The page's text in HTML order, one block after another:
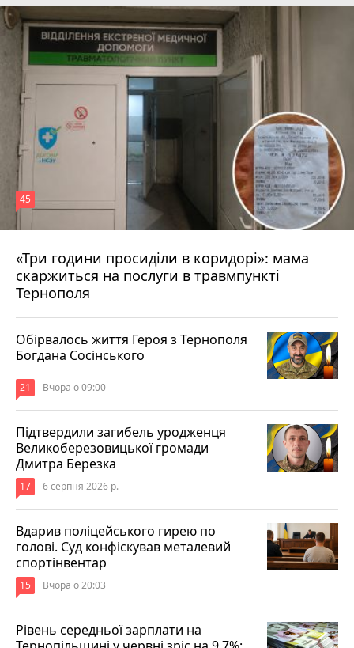
«Три години просиділи в коридорі»: мама
скаржиться на послуги в травмпункті
Тернополя
45
Вчора о 13:05
Обірвалось життя Героя з Тернополя
Богдана Сосінського
21 Вчора о 09:00
Підтвердили загибель уродженця
Великоберезовицької громади
Дмитра Березка
17 6 серпня 2026 р.
Вдарив поліцейського гирею по
голові. Суд конфіскував металевий
спортінвентар
15 Вчора о 20:03
Рівень середньої зарплати на